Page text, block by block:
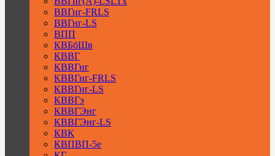
ВВГнг-FRLS
ВВГнг-LS
ВПП
КВБбШв
КВВГ
КВВГнг
КВВГнг-FRLS
КВВГнг-LS
КВВГэ
КВВГЭнг
КВВГЭнг-LS
КВК
КВПВП-5е